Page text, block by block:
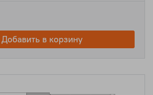
Добавить в корзину